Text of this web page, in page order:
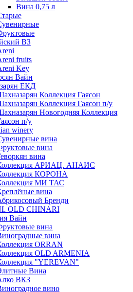
Вина 0,75 л
ВЗ
fruits
Key
Вайн
ЕКД
Коллекция Гаясон
Коллекция Гаясон п/у
Новогодняя Коллекция
п/у
winery
вина
вина
вина
АРИАЦ. АНАИС
КОРОНА
МИ ТАС
вина
Бренди
OLD CHINARI
Вайн
вина
вина
ORRAN
OLD ARMENIA
"YEREVAN"
Вина
ВКЗ
вино